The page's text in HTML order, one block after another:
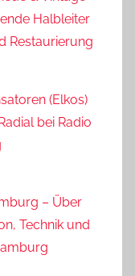
Halbleiter
Restaurierung
(Elkos)
bei Radio
– Über
Technik und